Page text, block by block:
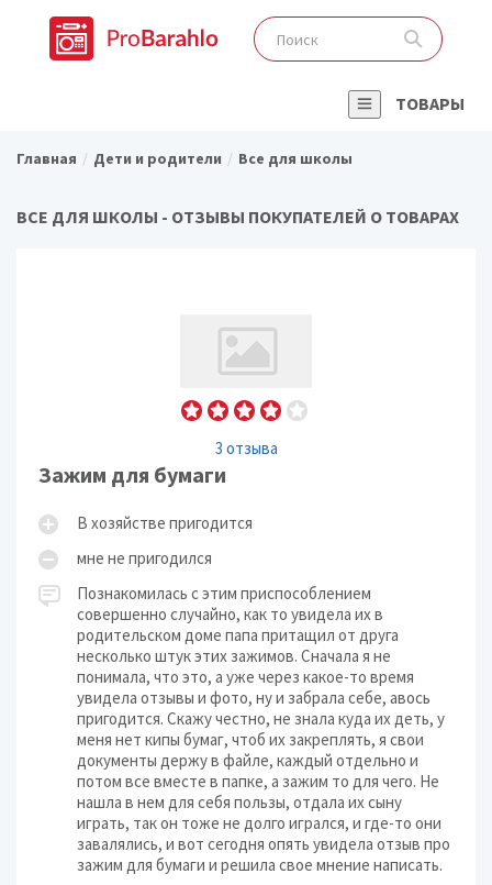
ТОВАРЫ
Главная Дети и родители Все для школы
ВСЕ ДЛЯ ШКОЛЫ - ОТЗЫВЫ ПОКУПАТЕЛЕЙ О ТОВАРАХ
3 отзыва
Зажим для бумаги
В хозяйстве пригодится
мне не пригодился
Познакомилась с этим приспособлением
совершенно случайно, как то увидела их в
родительском доме папа притащил от друга
несколько штук этих зажимов. Сначала я не
понимала, что это, а уже через какое-то время
увидела отзывы и фото, ну и забрала себе, авось
пригодится. Скажу честно, не знала куда их деть, у
меня нет кипы бумаг, чтоб их закреплять, я свои
документы держу в файле, каждый отдельно и
потом все вместе в папке, а зажим то для чего. Не
нашла в нем для себя пользы, отдала их сыну
играть, так он тоже не долго игрался, и где-то они
завалялись, и вот сегодня опять увидела отзыв про
зажим для бумаги и решила свое мнение написать.